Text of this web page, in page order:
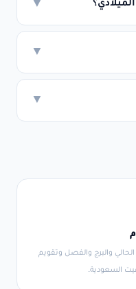
▼
▼
▼
والبرج والفصل وتقويم
السعودية.